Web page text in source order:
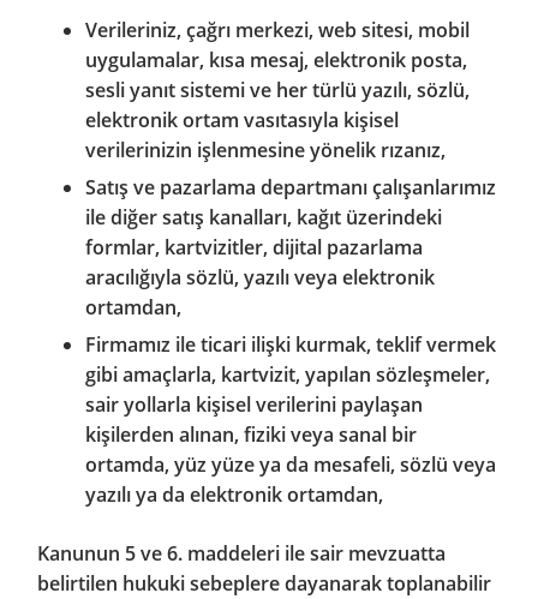
Verileriniz, çağrı merkezi, web sitesi, mobil
uygulamalar, kısa mesaj, elektronik posta,
sesli yanıt sistemi ve her türlü yazılı, sözlü,
elektronik ortam vasıtasıyla kişisel
verilerinizin işlenmesine yönelik rızanız,
Satış ve pazarlama departmanı çalışanlarımız
ile diğer satış kanalları, kağıt üzerindeki
formlar, kartvizitler, dijital pazarlama
aracılığıyla sözlü, yazılı veya elektronik
ortamdan,
Firmamız ile ticari ilişki kurmak, teklif vermek
gibi amaçlarla, kartvizit, yapılan sözleşmeler,
sair yollarla kişisel verilerini paylaşan
kişilerden alınan, fiziki veya sanal bir
ortamda, yüz yüze ya da mesafeli, sözlü veya
yazılı ya da elektronik ortamdan,
Kanunun 5 ve 6. maddeleri ile sair mevzuatta
belirtilen hukuki sebeplere dayanarak toplanabilir